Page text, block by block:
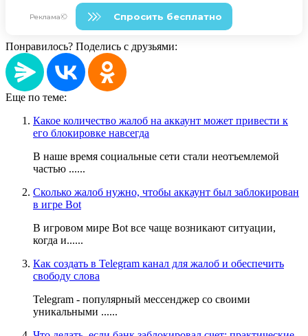
Понравилось? Поделись с друзьями:
Еще по теме:
Какое количество жалоб на аккаунт может привести к
его блокировке навсегда
В наше время социальные сети стали неотъемлемой
частью ......
Сколько жалоб нужно, чтобы аккаунт был заблокирован
в игре Воt
В игровом мире Воt все чаще возникают ситуации,
когда и......
Как создать в Telegram канал для жалоб и обеспечить
свободу слова
Telegram - популярный мессенджер со своими
уникальными ......